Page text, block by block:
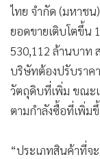
• กองทุนรวม
• Celeb Online
• Factcheck
• ญี่ปุ่น
• News1
• Gotomanager
ไทย จำกัด (มหาชน
ยอดขายเติบโตขึ้น
530,112 ล้านบาท
บริษัทต้องปรับราค
วัตถุดิบที่เพิ่ม ขณะ
ตามกำลังซื้อที่เพิ่ม
“ประเภทสินค้าที่จ